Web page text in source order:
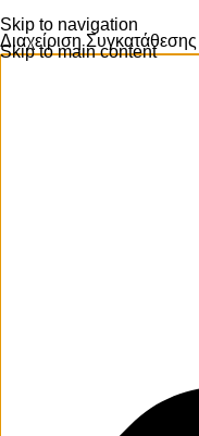
Διαχείριση Συγκατάθεσης
Skip to navigation
Skip to main content